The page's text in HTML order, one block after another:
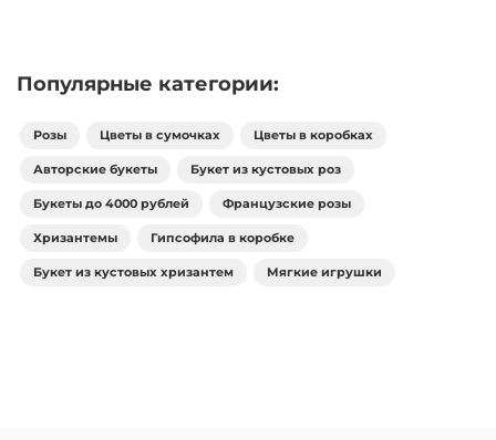
Популярные категории:
Розы Цветы в сумочках Цветы в коробках
Авторские букеты Букет из кустовых роз
Букеты до 4000 рублей Французские розы
Хризантемы Гипсофила в коробке
Букет из кустовых хризантем Мягкие игрушки